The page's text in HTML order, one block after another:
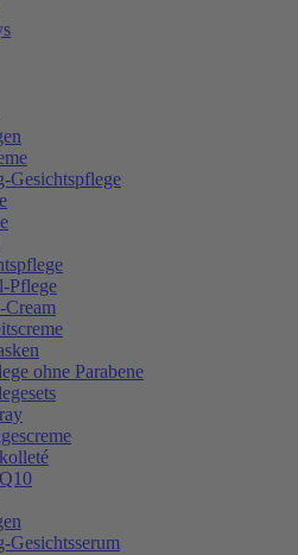
Gesichtspflege
Pflege
ohne Parabene